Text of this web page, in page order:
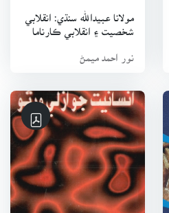
مولانا عبيدالله سنڌي: انقلابي
شخصيت ۽ انقلابي ڪارناما
نور احمد ميمڻ